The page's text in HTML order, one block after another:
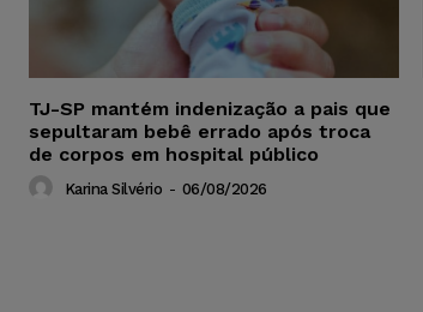
TJ-SP mantém indenização a pais que
sepultaram bebê errado após troca
de corpos em hospital público
Karina Silvério - 06/08/2026